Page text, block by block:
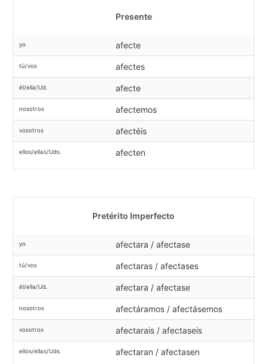
Presente
yo afecte
tú/vos afectes
él/ella/Ud. afecte
nosotros afectemos
vosotros afectéis
ellos/ellas/Uds. afecten
Pretérito Imperfecto
yo afectara / afectase
tú/vos afectaras / afectases
él/ella/Ud. afectara / afectase
nosotros afectáramos / afectásemos
vosotros afectarais / afectaseis
ellos/ellas/Uds. afectaran / afectasen